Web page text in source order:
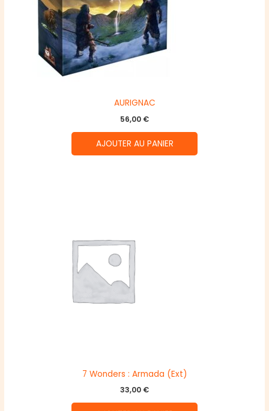
AURIGNAC
56,00 €
AJOUTER AU PANIER
7 Wonders : Armada (Ext)
33,00 €